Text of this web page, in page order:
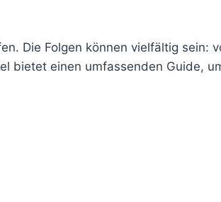
Die Folgen können vielfältig sein:
bietet einen umfassenden Guide,